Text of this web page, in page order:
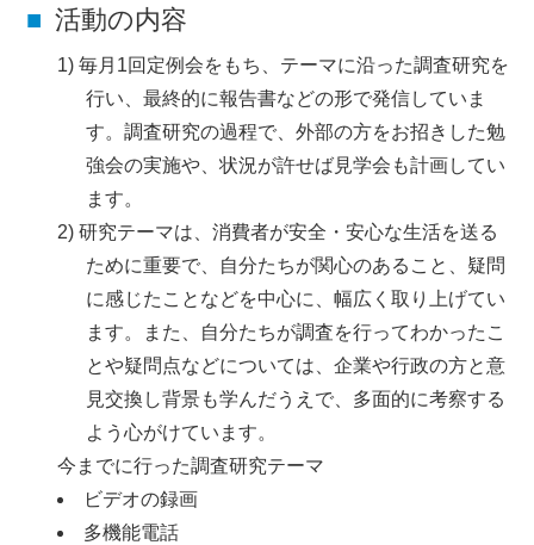
活動の内容
毎月1回定例会をもち、テーマに沿った調査研究を
行い、最終的に報告書などの形で発信していま
す。調査研究の過程で、外部の方をお招きした勉
強会の実施や、状況が許せば見学会も計画してい
ます。
研究テーマは、消費者が安全・安心な生活を送る
ために重要で、自分たちが関心のあること、疑問
に感じたことなどを中心に、幅広く取り上げてい
ます。また、自分たちが調査を行ってわかったこ
とや疑問点などについては、企業や行政の方と意
見交換し背景も学んだうえで、多面的に考察する
よう心がけています。
今までに行った調査研究テーマ
ビデオの録画
多機能電話